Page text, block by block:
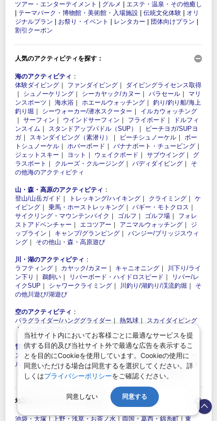
ツアー・エンターテイメント
グルメ
エステ・温泉・その他癒し
テーマパーク・博物館・美術館・入場施設 伝統文化体験
オリ
ジナルプラン
お祭り・イベント レンタカー 団体向けプラン
割引クーポン
人気のアクティビティを探す：
海のアクティビティ ：
体験ダイビング ｜ ファンダイビング ｜ ダイビングライセンス取得
｜ シュノーケリング ｜ シーカヤック/カヌー ｜ パラセール ｜ マリ
ンスポーツ ｜ 海水浴 ｜ ホエールウォッチング ｜ 釣り/釣り船/海上
釣り堀 ｜ シーウォーカー/潜水スクーター ｜ イルカウォッチング
｜ サーフィン ｜ ウインドサーフィン ｜ フライボード ｜
ドルフィ
ンスイム ｜ スタンドアップパドル（SUP） ｜
ビーチヨガ/SUPヨ
ガ｜ スキンダイビング（素潜り） ｜ ビーチシュノーケル ｜ ボー
トシュノーケル ｜ ホバーボード ｜ バナナボート・チュービング ｜
ジェットスキー ｜ ヨット ｜ ウェイクボード ｜ サブウイング ｜ グ
ラスボート ｜ クルーズ・クルージング ｜ バディダイビング ｜ そ
の他海のアクティビティ
山・森・高原のアクティビティ ：
登山/山岳ガイド ｜ トレッキング/ハイキング ｜ クライミング ｜ ケ
イビング ｜ 乗馬・ホーストレッキング ｜ バギー・モトクロス ｜
サイクリング・マウンテンバイク ｜ ゴルフ ｜ ゴルフ場 ｜ フォレ
ストアドベンチャー ｜ エコツアー ｜ アニマルウォッチング ｜ ジ
ップライン ｜ キャンプ/グランピング ｜ バンジー/ブリッジスウィ
ング ｜ その他山・森・高原遊び
川・湖のアクティビティ ：
ラフティング ｜ カヤック/カヌー ｜ キャニオニング ｜
川下り/ライ
ン下り ｜ 鵜飼い ｜ リバーボード・ハイドロスピード ｜
リバー/レ
イクSUP ｜ シャワークライミング ｜ 川釣り/湖釣り/渓流釣堀 ｜ そ
の他川遊び/湖遊び
空のアクティビティ ：
パラグライダー/ハンググライダー ｜ 熱気球 ｜ スカイダイビング
｜
雪のアクティビティ：
スノーシュー｜バックカントリー｜スキー/スノーボードスクー
ル
｜スノーモービル｜わかさぎ釣り ｜雪山その他 ｜スキーバス
レンタルスキー・ボード ｜エアボード｜ その他雪で遊び
地区からアクティビティを探す：
池袋・大塚｜上野・浅草・お茶ノ水｜両国・葛西・錦糸町｜東
当社サイト内においてお客様ごとに最適なサービスを提
供する目的及び当社サイト外で最適な広告を表示するこ
とを目的にCookieを使用しています。Cookieの使用に
同意いただける場合は同意するを選択してください。詳
しくはプライバシーポリシーをご確認ください。
同意しない 同意する